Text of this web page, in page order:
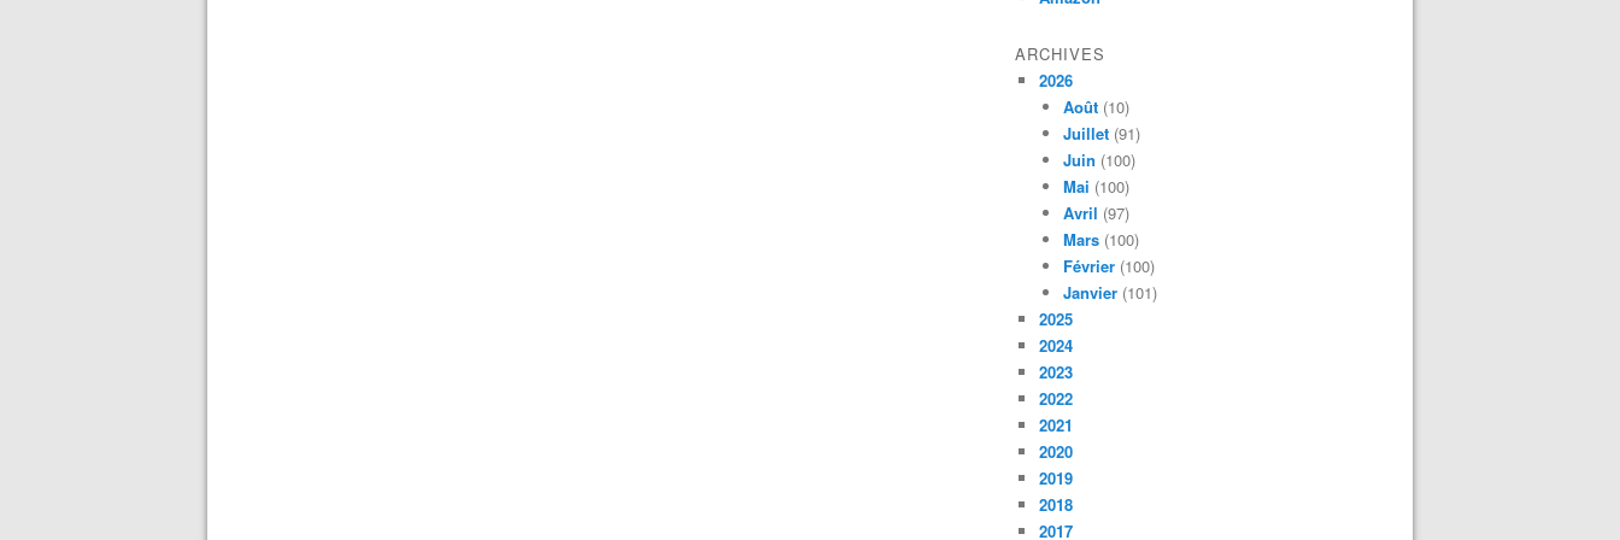
ARCHIVES
2026
Août (10)
Juillet (91)
Juin (100)
Mai (100)
Avril (97)
Mars (100)
Février (100)
Janvier (101)
2025
2024
2023
2022
2021
2020
2019
2018
2017